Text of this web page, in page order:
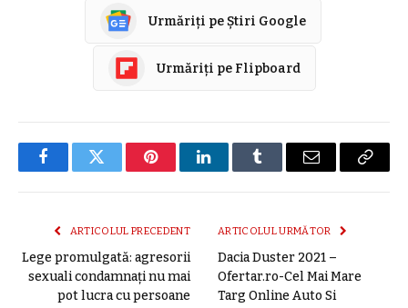
Urmăriți pe Știri Google
Urmăriți pe Flipboard
FacebookTwitter PinterestLinkedInTumblr E-
ARTICOLUL PRECEDENT
Lege promulgată: agresorii
sexuali condamnați nu mai
pot lucra cu persoane
ARTICOLUL URMĂTOR
Dacia Duster 2021 –
Ofertar.ro-Cel Mai Mare
Targ Online Auto Si